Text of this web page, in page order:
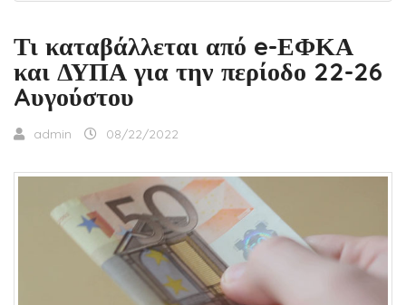
Τι καταβάλλεται από e-ΕΦΚΑ
και ΔΥΠΑ για την περίοδο 22-26
Aυγούστου
admin 08/22/2022